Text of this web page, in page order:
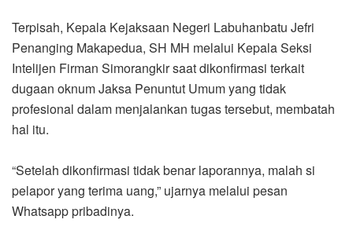
Terpisah, Kepala Kejaksaan Negeri Labuhanbatu Jefri
Penanging Makapedua, SH MH melalui Kepala Seksi
Intelijen Firman Simorangkir saat dikonfirmasi terkait
dugaan oknum Jaksa Penuntut Umum yang tidak
profesional dalam menjalankan tugas tersebut, membatah
hal itu.
“Setelah dikonfirmasi tidak benar laporannya, malah si
pelapor yang terima uang,” ujarnya melalui pesan
Whatsapp pribadinya.